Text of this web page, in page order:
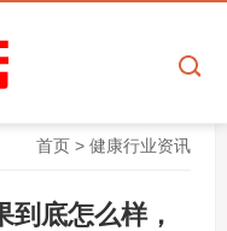
首页 >健康行业资讯
底怎么样，